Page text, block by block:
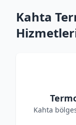
Kahta
Kahta